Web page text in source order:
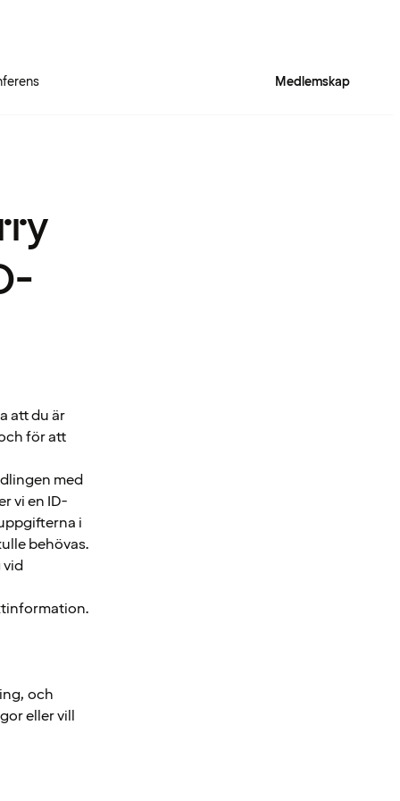
Medlemskap
att du är
för att
med
vi en ID-
i
behövas.
vid
och
eller vill